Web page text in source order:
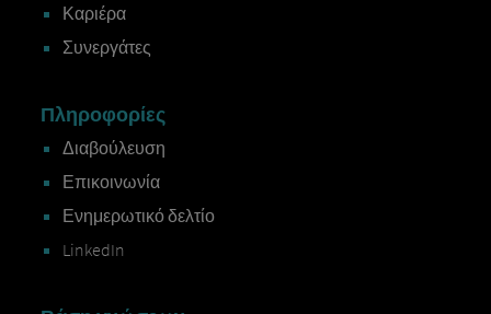
Καριέρα
Συνεργάτες
Πληροφορίες
Διαβούλευση
Επικοινωνία
Ενημερωτικό δελτίο
LinkedIn